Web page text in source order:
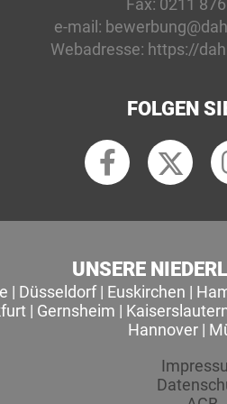
Fax: 0211
e-mail:
Webadresse: https://
FOLGEN
UNSERE
| Düsseldorf| Euskirchen |
| Gernsheim |
Hannover|